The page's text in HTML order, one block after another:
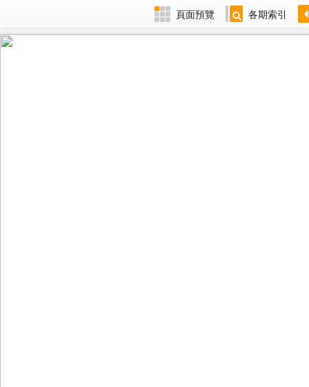
頁面預覽 各期索引